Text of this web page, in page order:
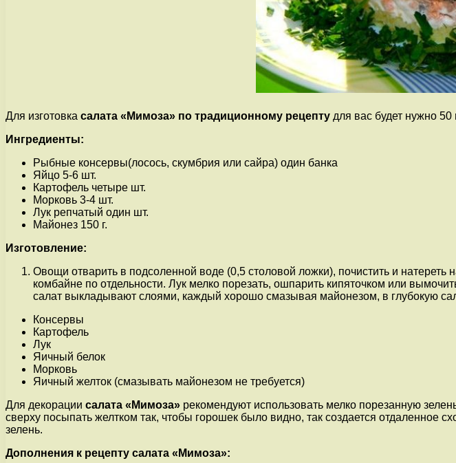
Для изготовка салата «Мимоза» по традиционному рецепту для вас будет нужно 50
Ингредиенты:
Рыбные консервы(лосось, скумбрия или сайра) один банка
Яйцо 5-6 шт.
Картофель четыре шт.
Морковь 3-4 шт.
Лук репчатый один шт.
Майонез 150 г.
Изготовление:
Овощи отварить в подсоленной воде (0,5 столовой ложки), почистить и натереть
комбайне по отдельности. Лук мелко порезать, ошпарить кипяточком или
салат выкладывают слоями, каждый хорошо смазывая майонезом, в глубокую
Консервы
Картофель
Лук
Яичный белок
Морковь
Яичный желток (смазывать майонезом не требуется)
Для декорации салата «Мимоза» рекомендуют использовать мелко порезанную
сверху посыпать желтком так, чтобы горошек было видно, так создается
зелень.
Дополнения к рецепту салата «Мимоза»: